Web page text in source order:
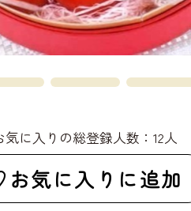
気に入りの総登録人数：12人
お気に入りに追加